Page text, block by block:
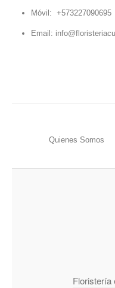
Móvil: +573227090695
Email:
Quienes Somos
Floristería